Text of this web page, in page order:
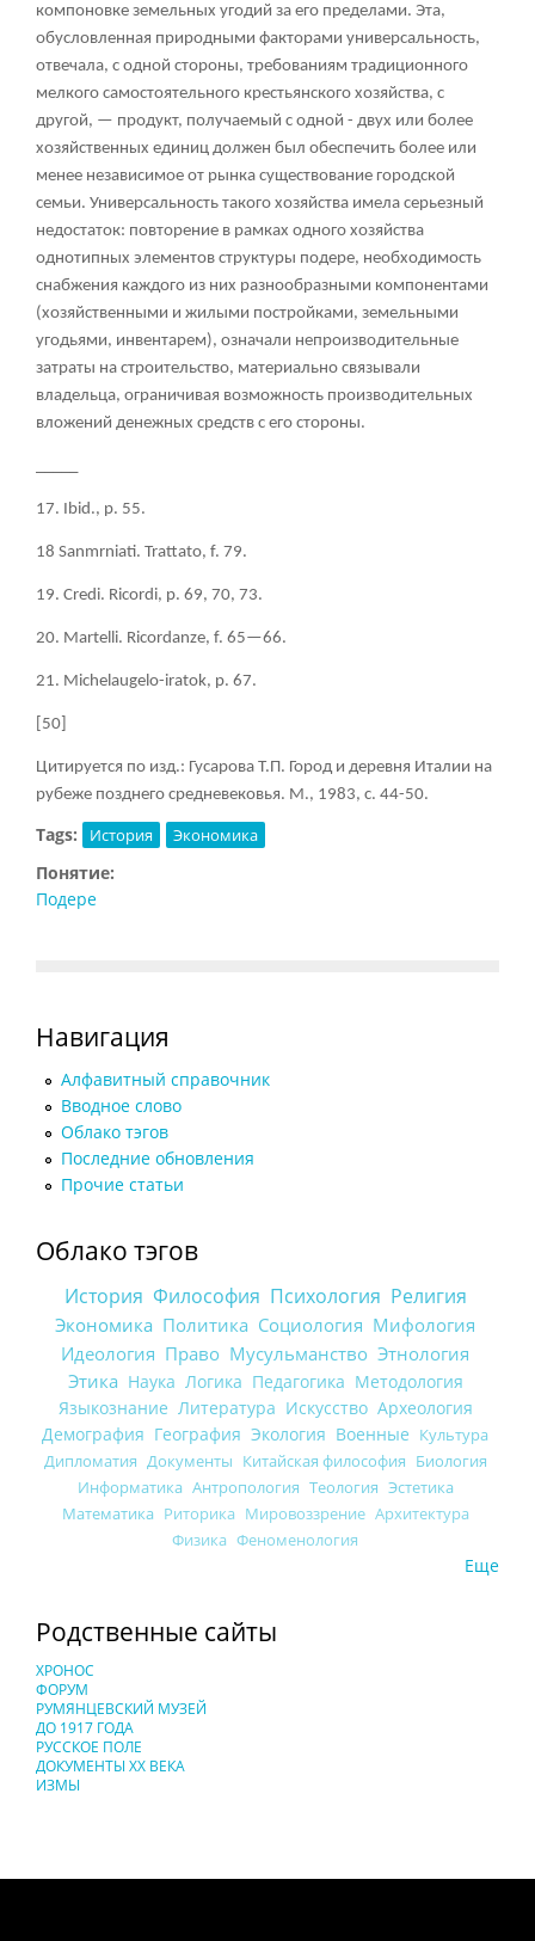
компоновке земельных угодий за его пределами. Эта,
обусловленная природными факторами универсальность,
отвечала, с одной стороны, требованиям традиционного
мелкого самостоятельного крестьянского хозяйства, с
другой, — продукт, получаемый с одной - двух или более
хозяйственных единиц должен был обеспечить более или
менее независимое от рынка существование городской
семьи. Универсальность такого хозяйства имела серьезный
недостаток: повторение в рамках одного хозяйства
однотипных элементов структуры подере, необходимость
снабжения каждого из них разнообразными компонентами
(хозяйственными и жилыми постройками, земельными
угодьями, инвентарем), означали непроизводительные
затраты на строительство, материально связывали
владельца, ограничивая возможность производительных
вложений денежных средств с его стороны.
17. Ibid., р. 55.
18 Sanmrniati. Trattato, f. 79.
19. Сredi. Ricordi, p. 69, 70, 73.
20. Martelli. Ricordanze, f. 65—66.
21. Michelaugelo-iratok, p. 67.
[50]
Цитируется по изд.: Гусарова Т.П. Город и деревня Италии на
рубеже позднего средневековья. М., 1983, с. 44-50.
Tags: История Экономика
Понятие:
Подере
Навигация
Алфавитный справочник
Вводное слово
Облако тэгов
Последние обновления
Прочие статьи
Облако тэгов
История Философия Психология Религия
Экономика Политика Социология Мифология
Идеология Право Мусульманство Этнология
Этика Наука Логика Педагогика Методология
Языкознание Литература Искусство Археология
Демография География Экология Военные Культура
Дипломатия Документы Китайская философия Биология
Информатика Антропология Теология Эстетика
Математика Риторика Мировоззрение Архитектура
Физика Феноменология
Еще
Родственные сайты
ХРОНОС
ФОРУМ
РУМЯНЦЕВСКИЙ МУЗЕЙ
ДО 1917 ГОДА
РУССКОЕ ПОЛЕ
ДОКУМЕНТЫ XX ВЕКА
ИЗМЫ